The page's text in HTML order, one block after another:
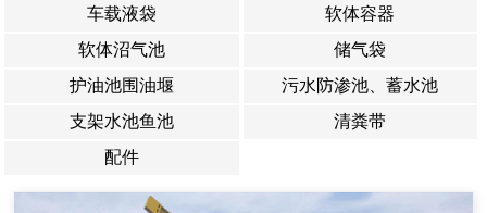
车载液袋
软体容器
软体沼气池
储气袋
护油池围油堰
污水防渗池、蓄水池
支架水池鱼池
清粪带
配件